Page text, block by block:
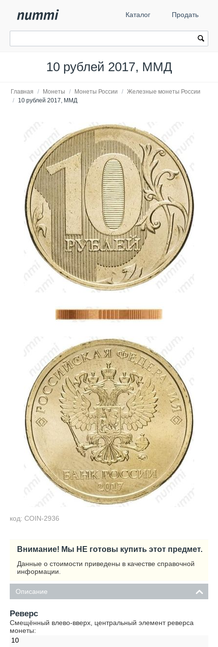
Каталог Продать
10 рублей 2017, ММД
Главная / Монеты / Монеты России / Железные монеты России
/
10 рублей 2017, ММД
код: COIN-2936
Внимание! Мы НЕ готовы купить этот предмет.
Данные о стоимости приведены в качестве справочной
информации.
Описание
Реверс
Смещённый влево-вверх, центральный элемент реверса
монеты:
10